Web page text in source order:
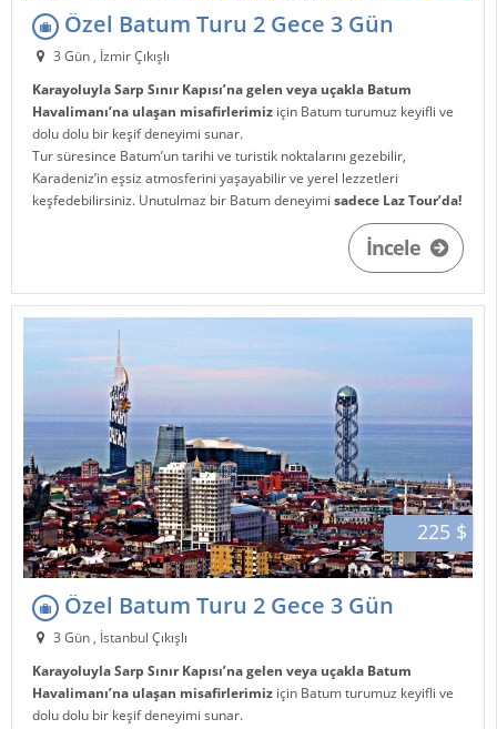
Özel Batum Turu 2 Gece 3 Gün
3 Gün , İzmir Çıkışlı
Karayoluyla Sarp Sınır Kapısı’na gelen veya uçakla Batum
Havalimanı’na ulaşan misafirlerimiz için Batum turumuz keyifli ve
dolu dolu bir keşif deneyimi sunar.
Tur süresince Batum’un tarihi ve turistik noktalarını gezebilir,
Karadeniz’in eşsiz atmosferini yaşayabilir ve yerel lezzetleri
keşfedebilirsiniz. Unutulmaz bir Batum deneyimisadece Laz Tour’da!
İncele
225 $
Özel Batum Turu 2 Gece 3 Gün
3 Gün , İstanbul Çıkışlı
Karayoluyla Sarp Sınır Kapısı’na gelen veya uçakla Batum
Havalimanı’na ulaşan misafirlerimiz için Batum turumuz keyifli ve
dolu dolu bir keşif deneyimi sunar.